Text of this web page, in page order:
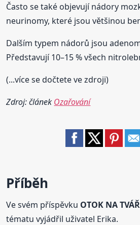
Často se také objevují nádory
neurinomy, které jsou většinou
Dalším typem nádorů jsou
Představují 10–15 % všech
(...více se dočtete ve zdroji)
Zdroj: článek Ozařování
Příběh
Ve svém příspěvku OTOK NA
tématu vyjádřil uživatel Erika.